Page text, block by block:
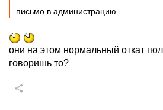
письмо в администрацию
они на этом нормальный откат
говоришь то?